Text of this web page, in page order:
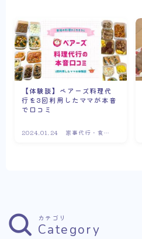
寝室づくり
【体験談】ベアーズ料理代
行を3回利用したママが本音
で口コミ
2024.01.24
家事代行・食材
カテゴリ
Category